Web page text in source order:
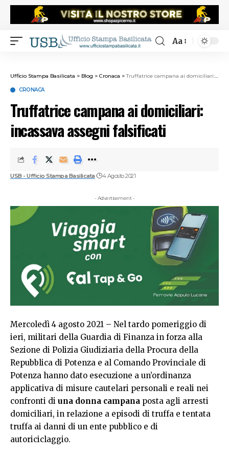
Aa
Ufficio Stampa Basilicata > Blog > Cronaca >Truffatrice campana ai domiciliari: incassava assegni falsificati
CRONACA
Truffatrice campana ai domiciliari:
incassava assegni falsificati
USB - Ufficio Stampa Basilicata 4 Agosto 2021
- Advertisement -
Mercoledì 4 agosto 2021 – Nel tardo pomeriggio di
ieri, militari della Guardia di Finanza in forza alla
Sezione di Polizia Giudiziaria della Procura della
Repubblica di Potenza e al Comando Provinciale di
Potenza hanno dato esecuzione a un’ordinanza
applicativa di misure cautelari personali e reali nei
confronti di una donna campana posta agli arresti
domiciliari, in relazione a episodi di truffa e tentata
truffa ai danni di un ente pubblico e di
autoriciclaggio.